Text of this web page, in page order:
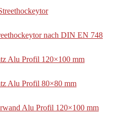
nach DIN EN 748
Alu Profil 120×100 mm
Alu Profil 80×80 mm
Alu Profil 120×100 mm